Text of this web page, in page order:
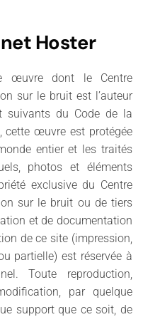
Hoster
œuvre dont le Centre
sur le bruit est l’auteur
suivants du Code de la
cette œuvre est protégée
entier et les traités
photos et éléments
exclusive du Centre
sur le bruit ou de tiers
et de documentation
de ce site (impression,
partielle) est réservée à
Toute reproduction,
par quelque
support que ce soit, de